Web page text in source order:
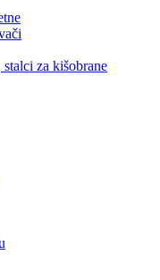
za kišobrane